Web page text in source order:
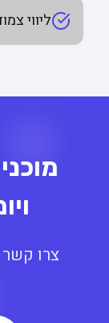
ליווי
צרו